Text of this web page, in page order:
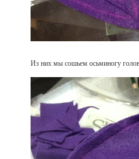
Из них мы сошьем осьминогу